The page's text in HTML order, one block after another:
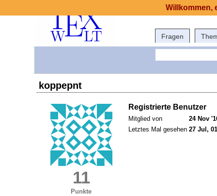
Fragen
koppepnt
11
Punkte
Registrierte Benutzer
Mitglied von
24 Nov
Letztes Mal gesehen 27 Jul,
Willkommen,